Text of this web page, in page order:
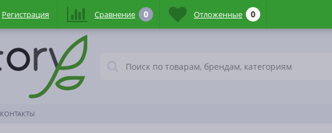
КОНТАКТЫ
Регистрация Сравнение 0 Отложенные 0